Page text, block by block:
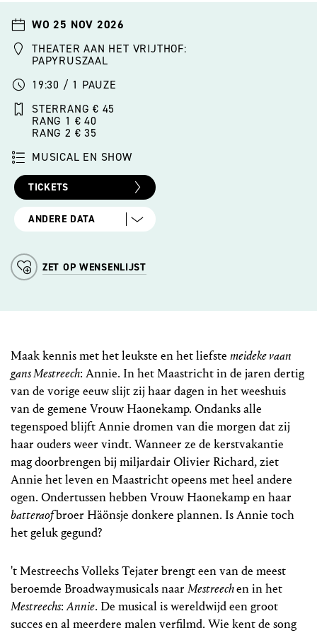
Maak kennis met het leukste en het liefste meideke vaan
gans Mestreech: Annie. In het Maastricht in de jaren dertig
van de vorige eeuw slijt zij haar dagen in het weeshuis
van de gemene Vrouw Haonekamp. Ondanks alle
tegenspoed blijft Annie dromen van die morgen dat zij
haar ouders weer vindt. Wanneer ze de kerstvakantie
mag doorbrengen bij miljardair Olivier Richard, ziet
Annie het leven en Maastricht opeens met heel andere
ogen. Ondertussen hebben Vrouw Haonekamp en haar
batteraofbroer Häönsje donkere plannen. Is Annie toch
het geluk gegund?
't Mestreechs Volleks Tejater brengt een van de meest
beroemde Broadwaymusicals naar Mestreechen in het
Mestreechs:Annie. De musical is wereldwijd een groot
succes en al meerdere malen verfilmd. Wie kent de song
WO 25 NOV 2026
THEATER AAN HET VRIJTHOF:
PAPYRUSZAAL
19:30 / 1 PAUZE
STERRANG € 45
RANG 1 € 40
RANG 2 € 35
MUSICAL EN SHOW
TICKETS
ANDERE DATA
ZET OP WENSENLIJST